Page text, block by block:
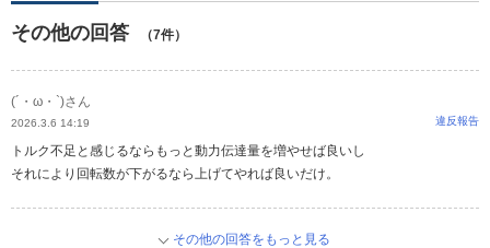
その他の回答 （7件）
(´・ω・`)さん
2026.3.6 14:19 違反報告
トルク不足と感じるならもっと動力伝達量を増やせば良いし
それにより回転数が下がるなら上げてやれば良いだけ。
その他の回答をもっと見る